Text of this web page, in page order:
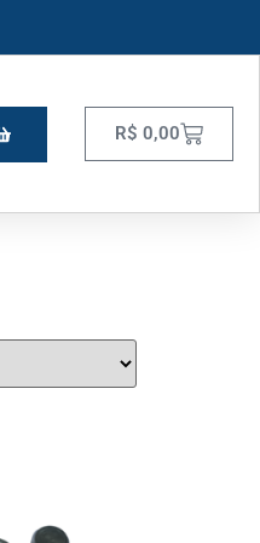
R$ 0,00